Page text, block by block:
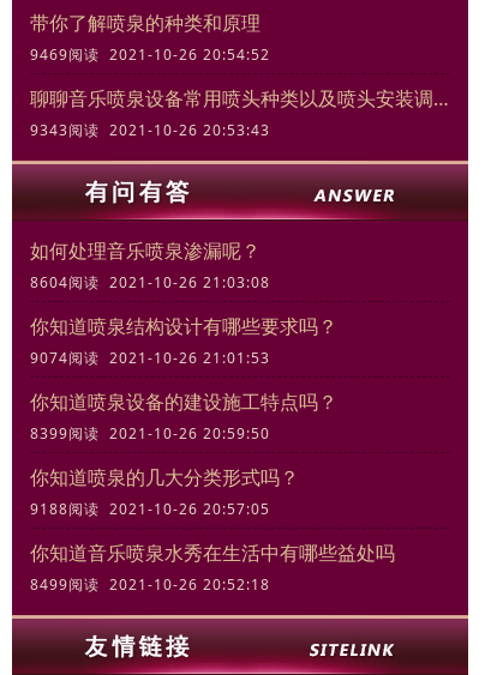
带你了解喷泉的种类和原理
9469阅读 2021-10-26 20:54:52
聊聊音乐喷泉设备常用喷头种类以及喷头安装调试规范
9343阅读 2021-10-26 20:53:43
如何处理音乐喷泉渗漏呢？
8604阅读 2021-10-26 21:03:08
你知道喷泉结构设计有哪些要求吗？
9074阅读 2021-10-26 21:01:53
你知道喷泉设备的建设施工特点吗？
8399阅读 2021-10-26 20:59:50
你知道喷泉的几大分类形式吗？
9188阅读 2021-10-26 20:57:05
你知道音乐喷泉水秀在生活中有哪些益处吗
8499阅读 2021-10-26 20:52:18